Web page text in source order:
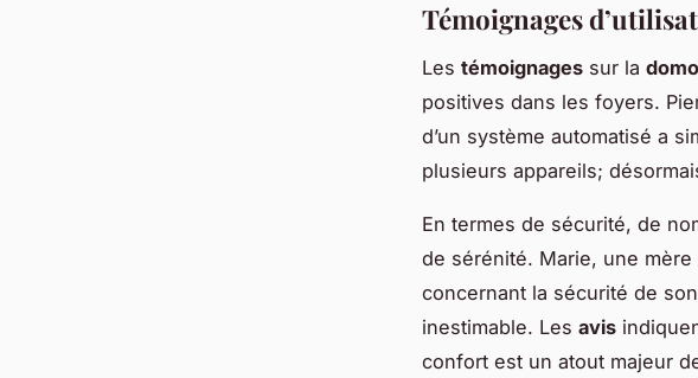
Témoignages
Les témoignages sur la
positives dans les foyers.
d’un système automatisé a
plusieurs appareils;
En termes de sécurité, de
de sérénité. Marie, une
concernant la sécurité de
inestimable. Les avis
confort est un atout majeur